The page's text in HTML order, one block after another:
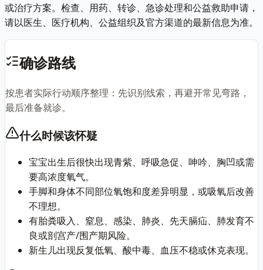
或治疗方案。检查、用药、转诊、急诊处理和公益救助申请，
请以医生、医疗机构、公益组织及官方渠道的最新信息为准。
确诊路线
按患者实际行动顺序整理：先识别线索，再避开常见弯路，
最后准备就诊。
什么时候该怀疑
宝宝出生后很快出现青紫、呼吸急促、呻吟、胸凹或需
要高浓度氧气。
手脚和身体不同部位氧饱和度差异明显，或吸氧后改善
不理想。
有胎粪吸入、窒息、感染、肺炎、先天膈疝、肺发育不
良或剖宫产/围产期风险。
新生儿出现反复低氧、酸中毒、血压不稳或休克表现。